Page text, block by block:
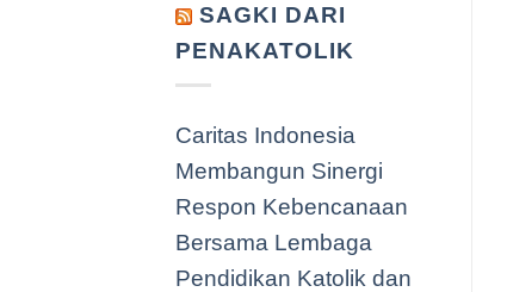
SAGKI DARI
PENAKATOLIK
Caritas Indonesia
Membangun Sinergi
Respon Kebencanaan
Bersama Lembaga
Pendidikan Katolik dan